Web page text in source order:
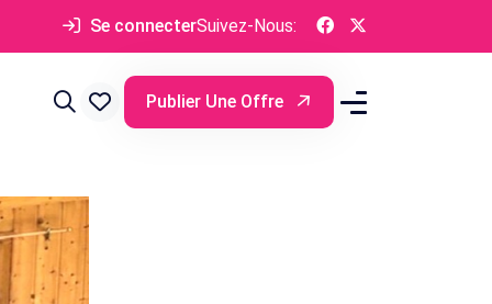
Se connecterSuivez-Nous:
Publier Une Offre